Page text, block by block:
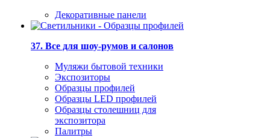
Декоративные панели
37. Все для шоу-румов и салонов
Муляжи бытовой техники
Экспозиторы
Образцы профилей
Образцы LED профилей
Образцы столешниц для
экспозитора
Палитры